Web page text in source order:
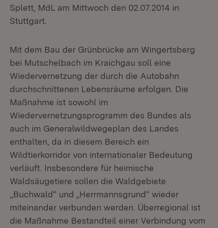
Splett, MdL am Mittwoch den 02.07.2014 in
Stuttgart.
Mit dem Bau der Grünbrücke am Wingertsberg
bei Mutschelbach im Kraichgau soll eine
Wiedervernetzung der durch die Autobahn
durchschnittenen Lebensräume erfolgen. Die
Maßnahme ist sowohl im
Wiedervernetzungsprogramm des Bundes als
auch im Generalwildwegeplan des Landes
enthalten, da in diesem Bereich ein
Wildtierkorridor von internationaler Bedeutung
verläuft. Insbesondere für heimische
Waldsäugetiere sollen die Waldgebiete
„Buchwald“ und „Herrmannsgrund“ wieder
miteinander verbunden werden. Überregional ist
die Maßnahme Bestandteil einer Verbindung vom